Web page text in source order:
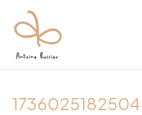
contenu
des
articles